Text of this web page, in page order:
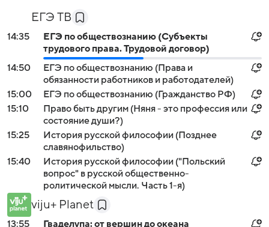
ЕГЭ ТВ
14:35
ЕГЭ по обществознанию (Субъекты
трудового права. Трудовой договор)
14:50
ЕГЭ по обществознанию (Права и
обязанности работников и работодателей)
15:00
ЕГЭ по обществознанию (Гражданство РФ)
15:10
Право быть другим (Няня - это профессия или
состояние души?)
15:25
История русской философии (Позднее
славянофильство)
15:40
История русской философии ("Польский
вопрос" в русской общественно-
ролитической мысли. Часть 1-я)
viju+ Planet
13:55
Гваделупа: от вершин до океана